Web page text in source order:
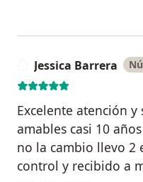
Jessica Barrera
Excelente atención y
amables casi 10
no la cambio llevo 2
control y recibido a